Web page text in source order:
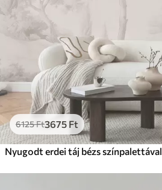
6125Ft3675 Ft
Nyugodt erdei táj bézs színpalettával